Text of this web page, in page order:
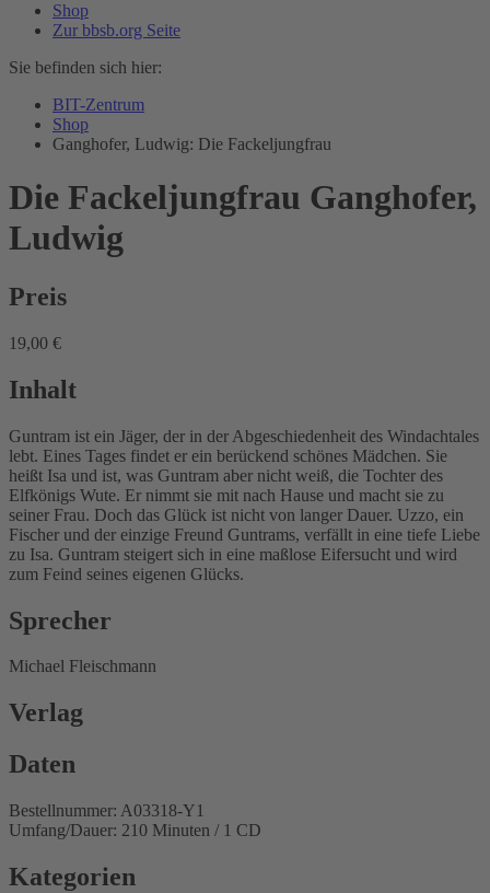
Shop
Zur bbsb.org Seite
Sie befinden sich hier:
BIT-Zentrum
Shop
Ganghofer, Ludwig: Die Fackeljungfrau
Die Fackeljungfrau Ganghofer,
Ludwig
Preis
19,00 €
Inhalt
Guntram ist ein Jäger, der in der Abgeschiedenheit des Windachtales
lebt. Eines Tages findet er ein berückend schönes Mädchen. Sie
heißt Isa und ist, was Guntram aber nicht weiß, die Tochter des
Elfkönigs Wute. Er nimmt sie mit nach Hause und macht sie zu
seiner Frau. Doch das Glück ist nicht von langer Dauer. Uzzo, ein
Fischer und der einzige Freund Guntrams, verfällt in eine tiefe Liebe
zu Isa. Guntram steigert sich in eine maßlose Eifersucht und wird
zum Feind seines eigenen Glücks.
Sprecher
Michael Fleischmann
Verlag
Daten
Bestellnummer: A03318-Y1
Umfang/Dauer: 210 Minuten / 1 CD
Kategorien